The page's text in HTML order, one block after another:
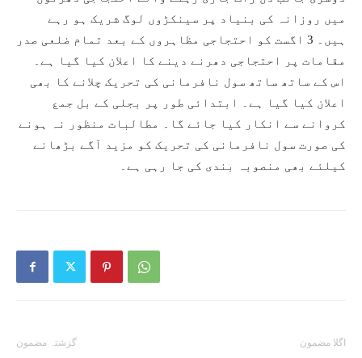
میں روزانہ کی بنیاد پر سینکڑوں لوگ شریک ہو رہے
ہیں۔ 3 اگست کو احتجاجی مظاہروں کے بعد تمام ضلعی صدر
مقامات پر احتجاجی دھرنے دینے کا اعلان کیا گیا ہے۔
اس کے ساتھ ساتھ سول نافرمانی کی تحریک چلانے کا بھی
اعلان کیا گیا ہے۔ ابتدائی طور پر بجلی کے بل جمع
کروانے سے انکار کیا جائے گا۔ مطالبات منظور نہ ہونے
کی صورت سول نافرمانی کی تحریک کو مزید آگے بڑھانے
کیلئے بھی منصوبہ بندی کی جا رہی ہے۔
گزشتہ مضمون اگلا مضمون